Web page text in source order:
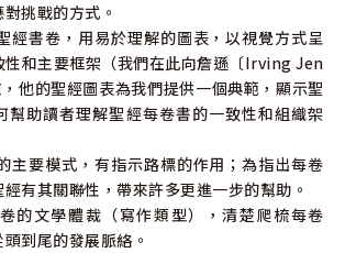
挑戰的方式。
經書卷，用易於理解的圖表，以視覺方式呈
性和主要框架（我們在此向詹遜〔Irving Jen
他的聖經圖表為我們提供一個典範，顯示聖
幫助讀者理解聖經每卷書的一致性和組織架
主要模式，有指示路標的作用；為指出每卷
有其關聯性，帶來許多更進一步的幫助。
的文學體裁（寫作類型），清楚爬梳每卷
到尾的發展脈絡。